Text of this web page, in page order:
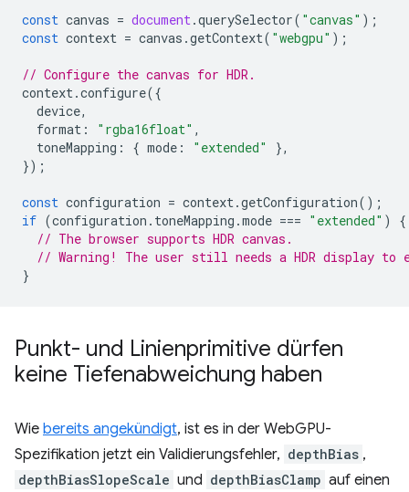
const canvas = document.querySelector( "canvas" );
const context = canvas .getContext( "webgpu" );
// Configure the canvas for HDR.
context.configure({
device,
format : "rgba16float" ,
toneMapping : { mode : "extended"
},
});
const configuration = context.getConfiguration();
if (configuration . toneMapping .mode === "extended" )
{
// The browser supports HDR canvas.
// Warning! The user still needs a HDR display to
}
Punkt- und Linienprimitive dürfen
keine Tiefenabweichung haben
Wie bereits angekündigt, ist es in der WebGPU-
Spezifikation jetzt ein Validierungsfehler, depthBias ,
depthBiasSlopeScale und depthBiasClamp auf einen